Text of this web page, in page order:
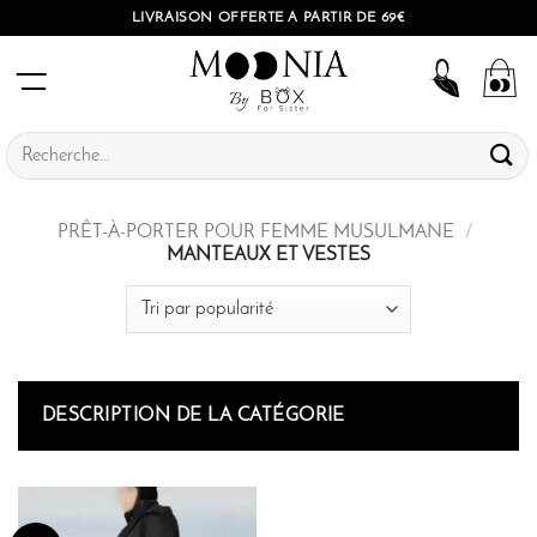
contenu
LIVRAISON OFFERTE À PARTIR DE 69€
Recherche
pour :
PRÊT-À-PORTER POUR FEMME MUSULMANE
/
MANTEAUX ET VESTES
DESCRIPTION DE LA CATÉGORIE